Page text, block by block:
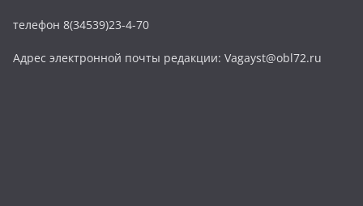
телефон 8(34539)23-4-70
Адрес электронной почты редакции: Vagayst@obl72.ru